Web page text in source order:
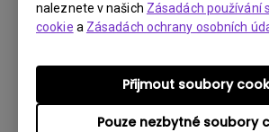
naleznete v našich Zásadách používání
cookie a Zásadách ochrany osobních
Pouze nezbytné soubory
Přijmout soubory
Nemohu použít dálkové
nebo mého projektoru? Jak to
opravit?